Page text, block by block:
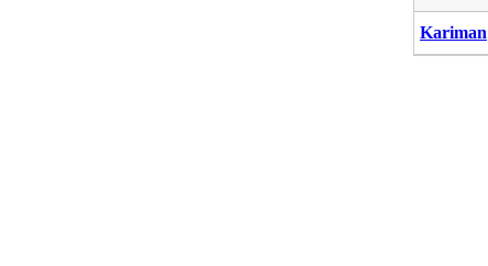
Kariman